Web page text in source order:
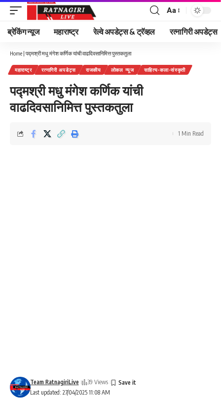
Font
Resizer
Aa
ब्रेकिंग न्यूज महाराष्ट्र रेल्वे अपडेट्स & ट्रॅव्हल रत्नागिरी अपडेट्स
Home | पद्मश्री मधु मंगेश कर्णिक यांची वाढदिवसानिमित्त पुस्तकतुला
महाराष्ट्र रत्नागिरी अपडेट्स राजकीय लोकल न्यूज साहित्य-कला-संस्कृती
पद्मश्री मधु मंगेश कर्णिक यांची
वाढदिवसानिमित्त पुस्तकतुला
Last updated: 27/04/2025 11:08 AM
Team RatnagiriLive 39 Views
1 Min Read